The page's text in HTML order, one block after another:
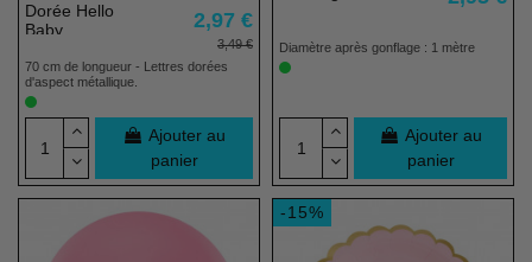
Dorée Hello
Baby
2,97 €
3,49 €
70 cm de longueur - Lettres dorées
d'aspect métallique.
Ajouter au
panier
Diamètre après gonflage : 1 mètre
Ajouter au
panier
-15%